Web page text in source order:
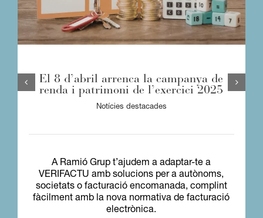
El 8 d’abril arrenca la campanya de
renda i patrimoni de l’exercici 2025
Notícies destacades
A Ramió Grup t’ajudem a adaptar-te a
VERIFACTU amb solucions per a autònoms,
societats o facturació encomanada, complint
fàcilment amb la nova normativa de facturació
electrònica.